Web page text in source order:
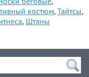
костюм, Тайтсы,
, Штаны